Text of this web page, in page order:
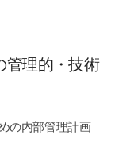
管理的・技術
の内部管理計画